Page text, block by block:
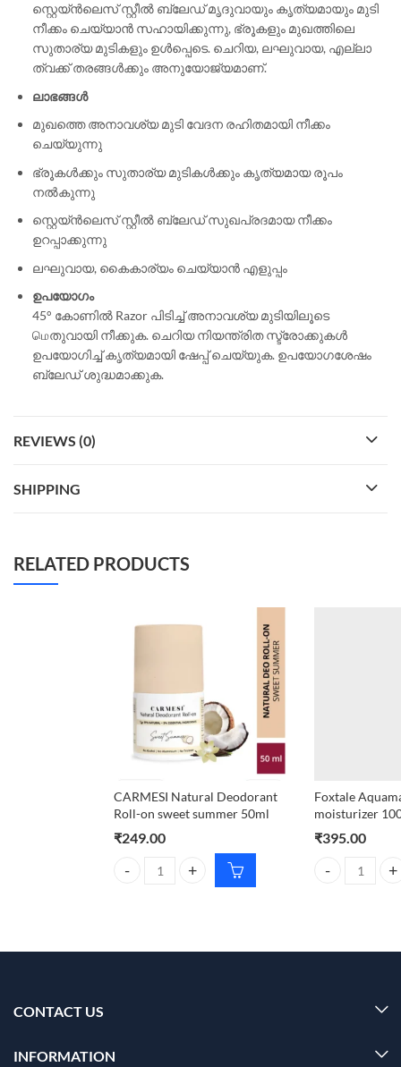
സ്റ്റെയ്ൻലെസ് സ്റ്റീൽ ബ്ലേഡ് മൃദുവായും കൃത്യമായും മുടി
നീക്കം ചെയ്യാൻ സഹായിക്കുന്നു, ഭ്രൂകളും മുഖത്തിലെ
സുതാര്യ മുടികളും ഉൾപ്പെടെ. ചെറിയ, ലഘുവായ, എല്ലാ
ത്വക്ക് തരങ്ങൾക്കും അനുയോജ്യമാണ്.
ലാഭങ്ങൾ
മുഖത്തെ അനാവശ്യ മുടി വേദന രഹിതമായി നീക്കം
ചെയ്യുന്നു
ഭ്രൂകൾക്കും സുതാര്യ മുടികൾക്കും കൃത്യമായ രൂപം
നൽകുന്നു
സ്റ്റെയ്ൻലെസ് സ്റ്റീൽ ബ്ലേഡ് സുഖപ്രദമായ നീക്കം
ഉറപ്പാക്കുന്നു
ലഘുവായ, കൈകാര്യം ചെയ്യാൻ എളുപ്പം
ഉപയോഗം
45° കോണിൽ Razor പിടിച്ച് അനാവശ്യ മുടിയിലൂടെ
மெതുവായി നീക്കുക. ചെറിയ നിയന്ത്രിത സ്ട്രോക്കുകൾ
ഉപയോഗിച്ച് കൃത്യമായി ഷേപ്പ് ചെയ്യുക. ഉപയോഗശേഷം
ബ്ലേഡ് ശുദ്ധമാക്കുക.
REVIEWS (0)
SHIPPING
RELATED PRODUCTS
CARMESI Natural Deodorant
Roll-on sweet summer 50ml
₹249.00
CARMESI Natural Deodorant Roll-on sweet
Foxtale
moisturizer
₹395.00
Foxtale
CONTACT US
INFORMATION